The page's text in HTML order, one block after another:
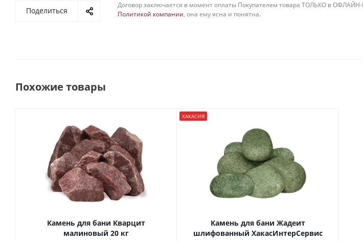
Поделиться
Договор заключается в момент оплаты Покупателем товара ТОЛЬКО в
Политикой компании, она ему ясна и понятна.
Похожие товары
Камень для бани Кварцит
малиновый 20 кг
ХАКАСИЯ
Камень для бани Жадеит
шлифованный ХакасИнтерСервис